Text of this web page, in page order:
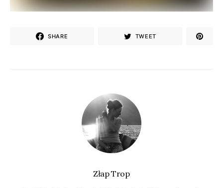
SHARE TWEET
Złap Trop